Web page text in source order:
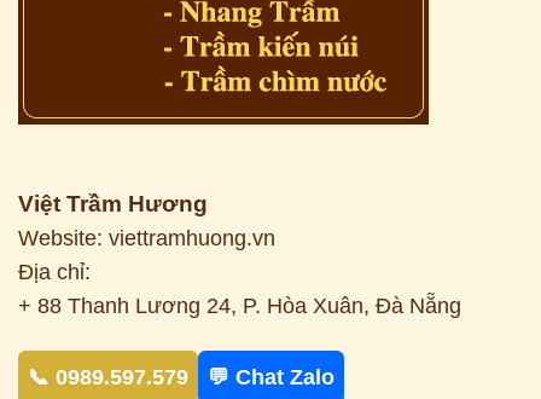
Việt Trầm Hương
Website: viettramhuong.vn
Địa chỉ:
+ 88 Thanh Lương 24, P. Hòa Xuân, Đà Nẵng
📞 0989.597.579 💬 Chat Zalo